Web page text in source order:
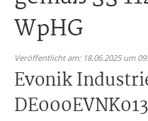
WpHG
Veröffentlicht am: 18.06.2025 um
Evonik
DE000EVNK013